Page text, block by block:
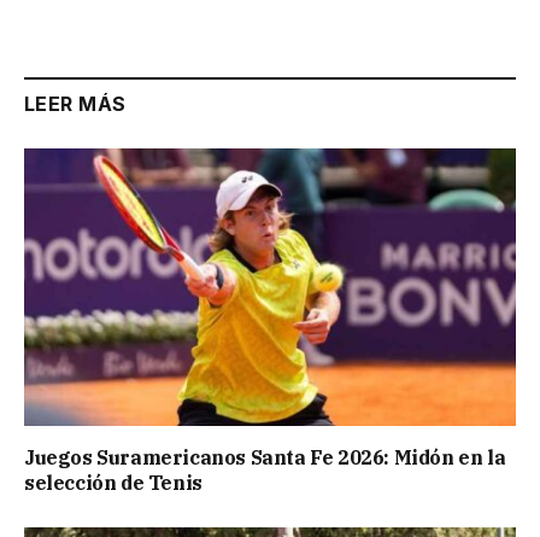
LEER MÁS
Juegos Suramericanos Santa Fe 2026: Midón en la
selección de Tenis